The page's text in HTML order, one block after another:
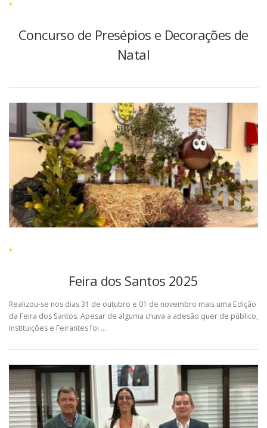
*
Concurso de Presépios e Decorações de
Natal
*
Feira dos Santos 2025
Realizou-se nos dias 31 de outubro e 01 de novembro mais uma Edição
da Feira dos Santos. Apesar de alguma chuva a adesão quer de público,
Instituições e Feirantes foi …